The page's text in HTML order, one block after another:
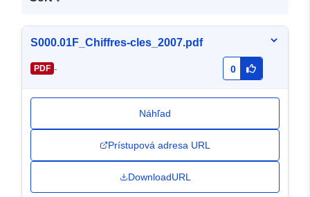
S000.01F_Chiffres-cles_2007.pdf
PDF - 0
Náhľad
Prístupová adresa URL
DownloadURL